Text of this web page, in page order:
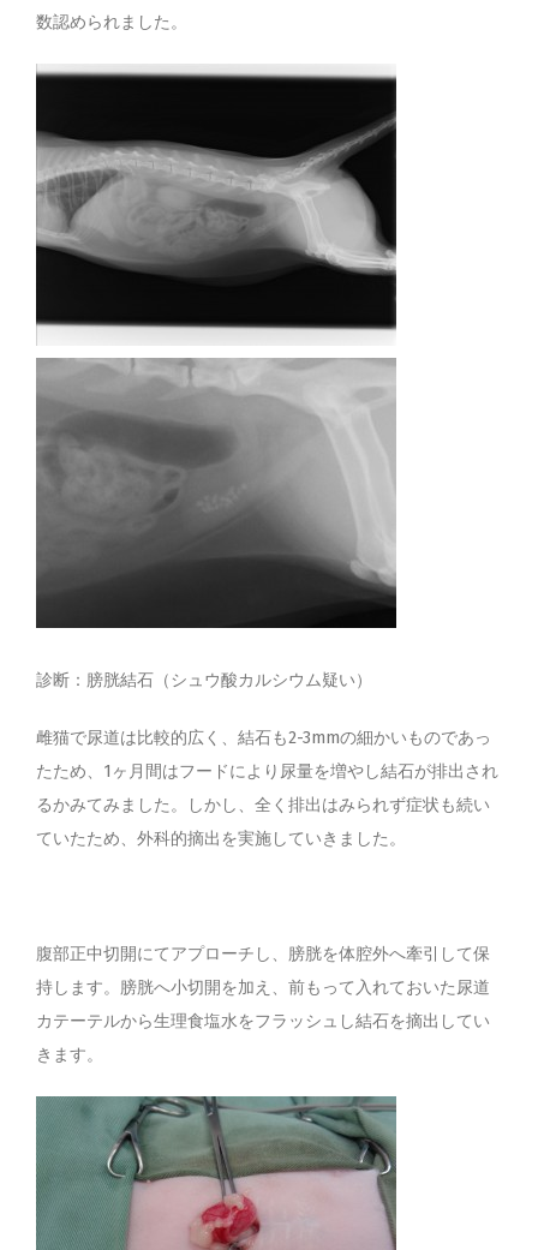
数認められました。
診断：膀胱結石（シュウ酸カルシウム疑い）
雌猫で尿道は比較的広く、結石も2-3mmの細かいものであっ
たため、1ヶ月間はフードにより尿量を増やし結石が排出され
るかみてみました。しかし、全く排出はみられず症状も続い
ていたため、外科的摘出を実施していきました。
腹部正中切開にてアプローチし、膀胱を体腔外へ牽引して保
持します。膀胱へ小切開を加え、前もって入れておいた尿道
カテーテルから生理食塩水をフラッシュし結石を摘出してい
きます。